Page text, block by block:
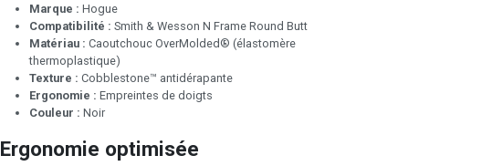
Marque : Hogue
Compatibilité : Smith & Wesson N Frame Round Butt
Matériau : Caoutchouc OverMolded® (élastomère
thermoplastique)
Texture : Cobblestone™ antidérapante
Ergonomie : Empreintes de doigts
Couleur : Noir
Ergonomie optimisée